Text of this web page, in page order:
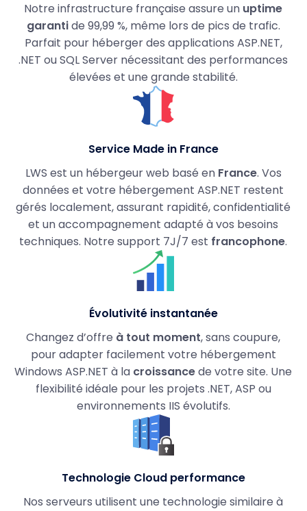
Notre infrastructure française assure un uptime
garantide 99,99 %, même lors de pics de trafic.
Parfait pour héberger des applications ASP.NET,
.NET ou SQL Server nécessitant des performances
élevées et une grande stabilité.
Service Made in France
LWS est un hébergeur web basé en France. Vos
données et votre hébergement ASP.NET restent
gérés localement, assurant rapidité, confidentialité
et un accompagnement adapté à vos besoins
techniques. Notre support 7J/7 est francophone.
Évolutivité instantanée
Changez d’offre à tout moment, sans coupure,
pour adapter facilement votre hébergement
Windows ASP.NET à la croissancede votre site. Une
flexibilité idéale pour les projets .NET, ASP ou
environnements IIS évolutifs.
Technologie Cloud performance
Nos serveurs utilisent une technologie similaire à